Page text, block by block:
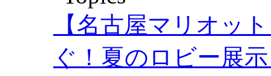
【名古屋マリオッ
ぐ！夏のロビー展